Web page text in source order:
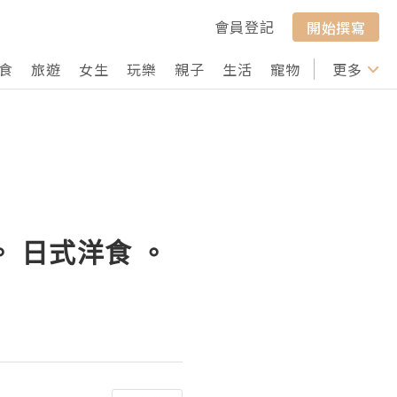
會員登記
開始撰寫
旅遊 女生 玩樂 親子 生活 寵物 行山 打卡
更多
日式洋食 。